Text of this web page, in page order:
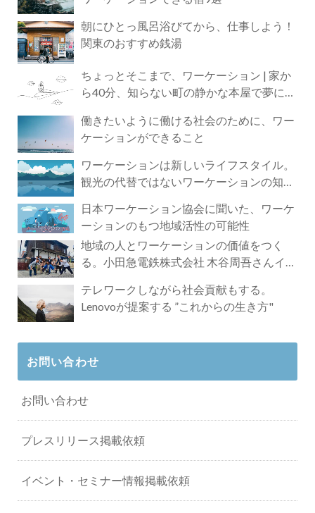
朝にひとっ風呂浴びてから、仕事しよう！
関東のおすすめ銭湯
ちょっとそこまで、ワーケーション | 家か
ら40分、知らない町の静かな本屋で夢に近
働きたいように働ける社会のために、ワー
ケーションができること
ワーケーションは新しいライフスタイル。
観光の代替ではないワーケーションの知ら
日本ワーケーション協会に聞いた、ワーケ
ーションのもつ地域活性の可能性
地域の人とワーケーションの価値をつく
る。小田急電鉄株式会社 木谷周吾さんイン
テレワークしながら社会貢献もする。
Lenovoが提案する ”これからの生き方"
お問い合わせ
お問い合わせ
プレスリリース掲載依頼
イベント・セミナー情報掲載依頼